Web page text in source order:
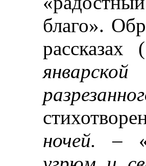
благо».
рассказах (
ночей.
–